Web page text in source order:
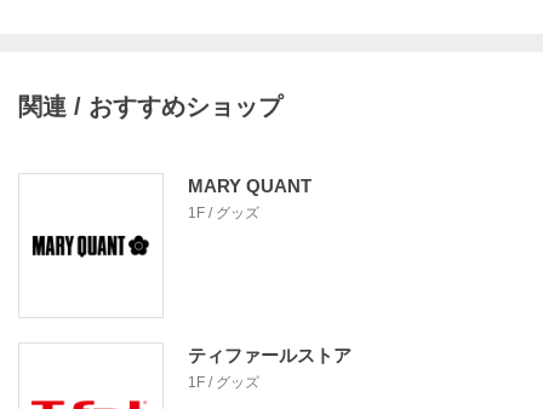
関連 / おすすめショップ
MARY QUANT
1F / グッズ
ティファールストア
1F / グッズ